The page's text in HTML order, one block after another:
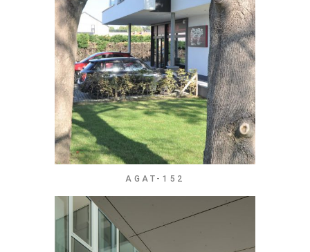
AGAT-152